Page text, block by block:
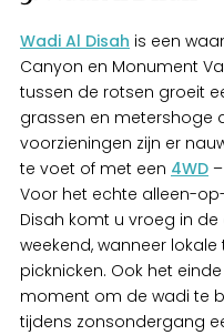
Wadi Al Disah is een
Canyon en Monument
tussen de rotsen groeit
grassen en metershoge
voorzieningen zijn er
te voet of met een 4WD
Voor het echte alleen-
Disah komt u vroeg in
weekend, wanneer
picknicken. Ook het
moment om de wadi te
tijdens zonsondergang